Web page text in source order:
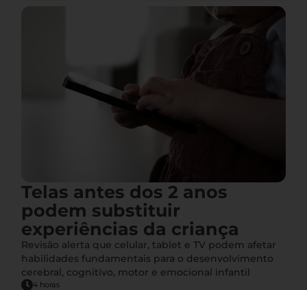
Telas antes dos 2 anos
podem substituir
experiências da criança
Revisão alerta que celular, tablet e TV podem afetar
habilidades fundamentais para o desenvolvimento
cerebral, cognitivo, motor e emocional infantil
4 horas